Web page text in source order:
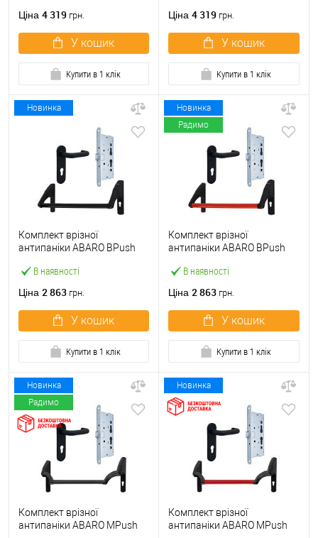
Ціна 4 319 грн.
У кошик
Купити в 1 клік
Ціна 4 319 грн.
У кошик
Купити в 1 клік
Новинка
В наявності
Комплект врізної
антипаніки ABARO BPush
чорний із замком та ручкою
Ціна 2 863 грн.
У кошик
Купити в 1 клік
Новинка
Радимо
В наявності
Комплект врізної
антипаніки ABARO BPush
червоний із замком та
Ціна 2 863 грн.
У кошик
Купити в 1 клік
Новинка
Радимо
Комплект врізної
антипаніки ABARO МPush
Новинка
Комплект врізної
антипаніки ABARO МPush